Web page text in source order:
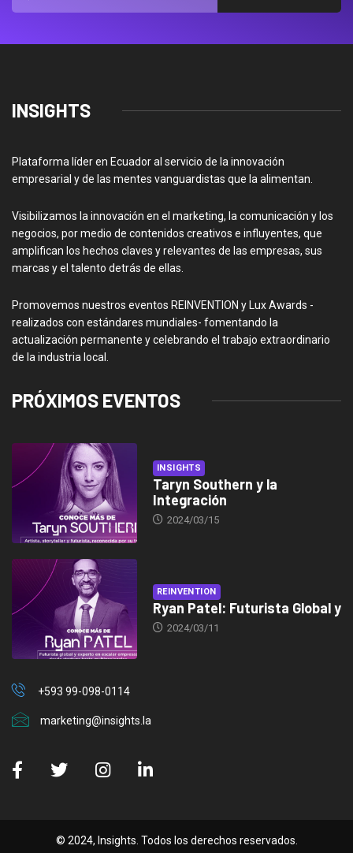
INSIGHTS
Plataforma líder en Ecuador al servicio de la innovación
empresarial y de las mentes vanguardistas que la alimentan.
Visibilizamos la innovación en el marketing, la comunicación y los
negocios, por medio de contenidos creativos e influyentes, que
amplifican los hechos claves y relevantes de las empresas, sus
marcas y el talento detrás de ellas.
Promovemos nuestros eventos REINVENTION y Lux Awards -
realizados con estándares mundiales- fomentando la
actualización permanente y celebrando el trabajo extraordinario
de la industria local.
PRÓXIMOS EVENTOS
INSIGHTS
Taryn Southern y la
Integración
2024/03/15
REINVENTION
Ryan Patel: Futurista Global y
2024/03/11
+593 99-098-0114
marketing@insights.la
© 2024, Insights. Todos los derechos reservados.